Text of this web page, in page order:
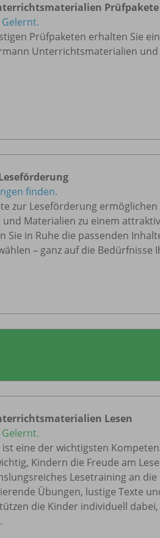
Prüfpakete
Prüfpaketen erhalten Sie
Unterrichtsmaterialien und
finden.
zur Leseförderung ermöglichen
Materialien zu einem
Sie in Ruhe die passenden
– ganz auf die Bedürfnisse
Lesen
ist eine der wichtigsten
Kindern die Freude am
Lesetraining an die
Übungen, lustige Texte
die Kinder individuell